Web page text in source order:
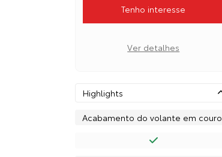
Tenho interesse
Ver detalhes
Highlights
Acabamento do volante em couro